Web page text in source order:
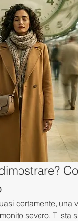
certamente, una
severo. Ti sta